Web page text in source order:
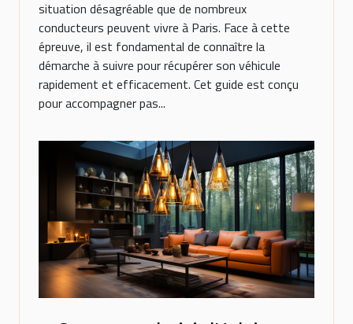
situation désagréable que de nombreux
conducteurs peuvent vivre à Paris. Face à cette
épreuve, il est fondamental de connaître la
démarche à suivre pour récupérer son véhicule
rapidement et efficacement. Cet guide est conçu
pour accompagner pas...